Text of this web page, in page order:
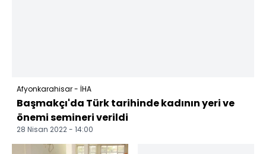
Afyonkarahisar - İHA
Başmakçı'da Türk tarihinde kadının yeri ve
önemi semineri verildi
28 Nisan 2022 - 14:00